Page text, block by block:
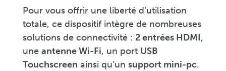
Pour vous offrir une liberté d’utilisation
totale, ce dispositif intègre de nombreuses
solutions de connectivité : 2 entrées HDMI,
une antenne Wi-Fi, un port USB
Touchscreen ainsi qu’un support mini-pc.